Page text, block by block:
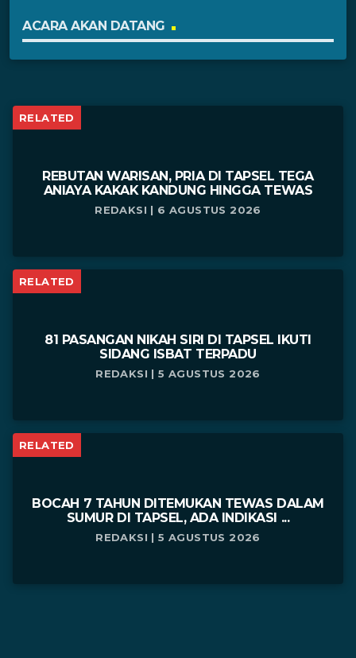
ACARA AKAN DATANG
RELATED
REBUTAN WARISAN, PRIA DI TAPSEL TEGA
ANIAYA KAKAK KANDUNG HINGGA TEWAS
REDAKSI | 6 AGUSTUS 2026
RELATED
81 PASANGAN NIKAH SIRI DI TAPSEL IKUTI
SIDANG ISBAT TERPADU
REDAKSI | 5 AGUSTUS 2026
RELATED
BOCAH 7 TAHUN DITEMUKAN TEWAS DALAM
SUMUR DI TAPSEL, ADA INDIKASI ...
REDAKSI | 5 AGUSTUS 2026